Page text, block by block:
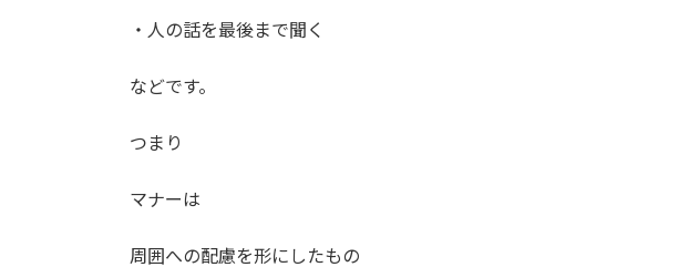
・人の話を最後まで聞く
などです。
つまり
マナーは
周囲への配慮を形にしたもの